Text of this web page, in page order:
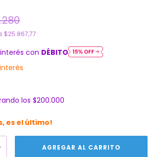
$25.867,77
con DÉBITO
los $200.000
es el último!